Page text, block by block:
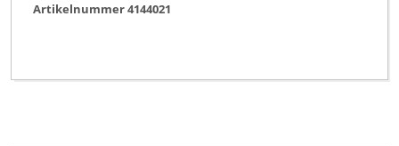
Artikelnummer 4144021